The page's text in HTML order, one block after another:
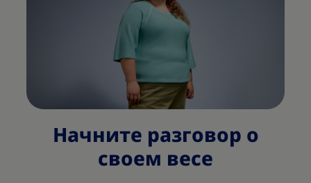
Начните разговор о
своем весе